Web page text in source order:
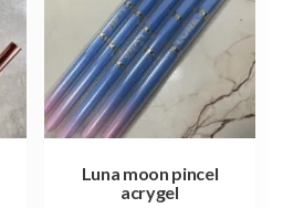
Luna moon pincel
acrygel